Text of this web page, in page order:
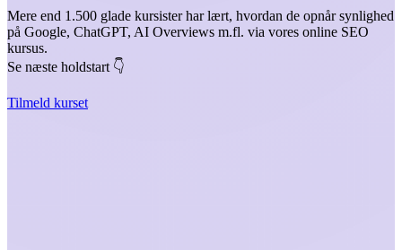
Mere end 1.500 glade kursister har lært, hvordan de opnår synlighed
på Google, ChatGPT, AI Overviews m.fl. via vores online SEO
kursus.
Se næste holdstart 👇️
Tilmeld kurset